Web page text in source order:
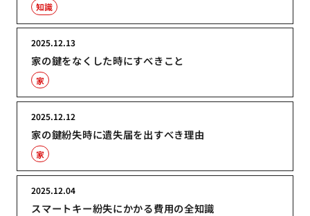
知識
家の鍵をなくした時にすべきこと
2025.12.13
家
家の鍵紛失時に遺失届を出すべき理由
2025.12.12
家
スマートキー紛失にかかる費用の全知識
2025.12.04